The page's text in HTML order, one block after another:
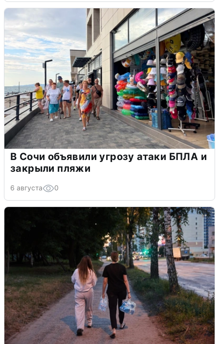
В Сочи объявили угрозу атаки БПЛА и
закрыли пляжи
6 августа 0